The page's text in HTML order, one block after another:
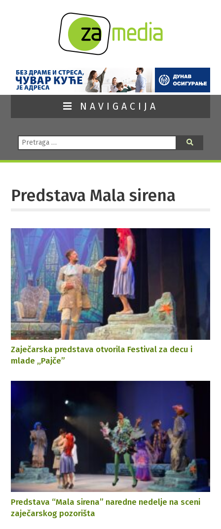
NAVIGACIJA
Pretraga:
Predstava Mala sirena
Zaječarska predstava otvorila Festival za decu i
mlade ,,Pajče”
Predstava “Mala sirena” naredne nedelje na sceni
zaječarskog pozorišta